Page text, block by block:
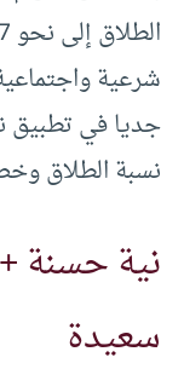
شرعية
جديا في تطبيق
نسبة الطلاق
نية حسنة
سعيدة